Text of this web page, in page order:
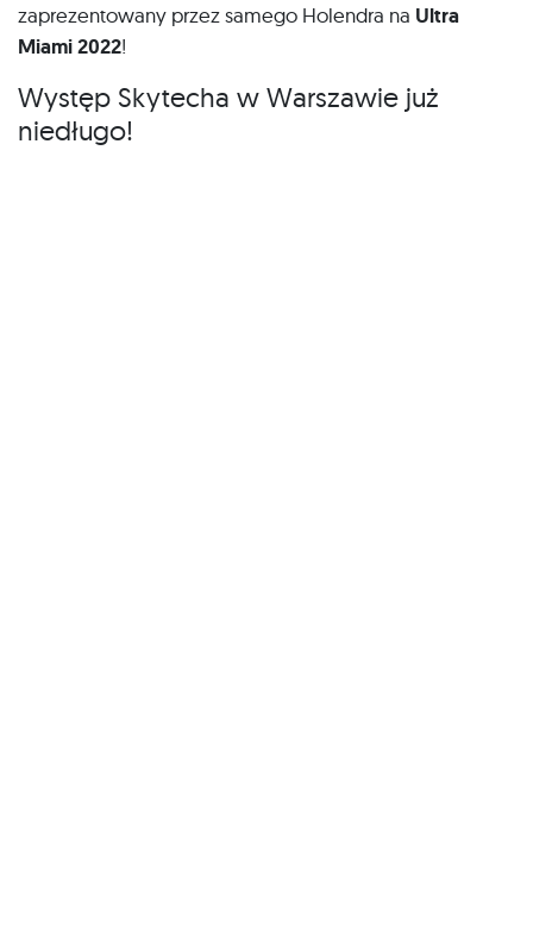
zaprezentowany przez samego Holendra na Ultra
Miami 2022!
Występ Skytecha w Warszawie już
niedługo!